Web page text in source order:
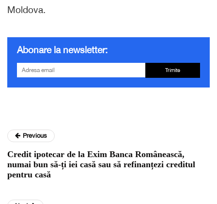
Moldova.
Abonare la newsletter:
Trimite
Previous
Credit ipotecar de la Exim Banca Românească,
numai bun să-ți iei casă sau să refinanțezi creditul
pentru casă